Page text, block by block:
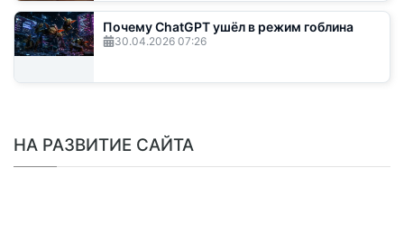
Почему ChatGPT ушёл в режим гоблина
30.04.2026 07:26
НА РАЗВИТИЕ САЙТА